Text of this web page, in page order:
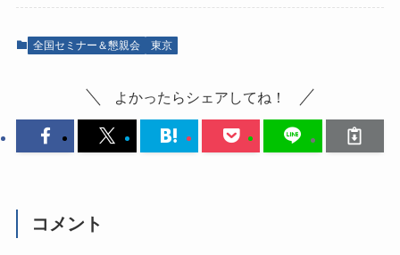
全国セミナー＆懇親会 東京
よかったらシェアしてね！
コメント